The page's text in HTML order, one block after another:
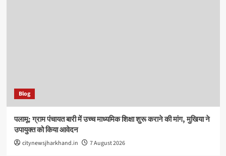
Blog
पलामू: ग्राम पंचायत बारी में उच्च माध्यमिक शिक्षा शुरू कराने की मांग, मुखिया ने
उपायुक्त को किया आवेदन
citynewsjharkhand.in 7 August 2026